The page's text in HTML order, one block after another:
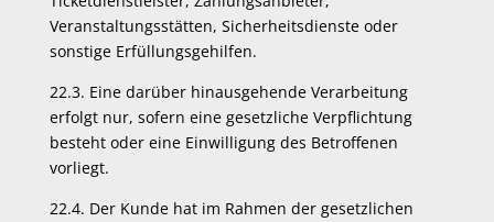
Veranstaltungsstätten, Sicherheitsdienste oder
sonstige Erfüllungsgehilfen.
22.3. Eine darüber hinausgehende Verarbeitung
erfolgt nur, sofern eine gesetzliche Verpflichtung
besteht oder eine Einwilligung des Betroffenen
vorliegt.
22.4. Der Kunde hat im Rahmen der gesetzlichen